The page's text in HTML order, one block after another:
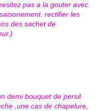
pas a la gouter avec
rectifier les
des sachet de
demi bouquet de persil
,une cas de chapelure,